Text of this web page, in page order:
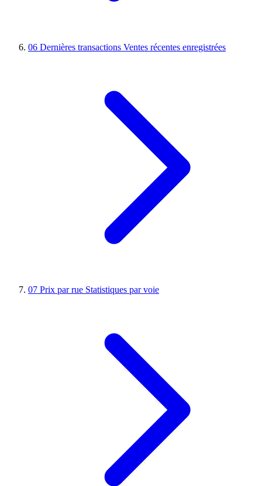
06 Dernières transactions Ventes récentes enregistrées
07 Prix par rue Statistiques par voie